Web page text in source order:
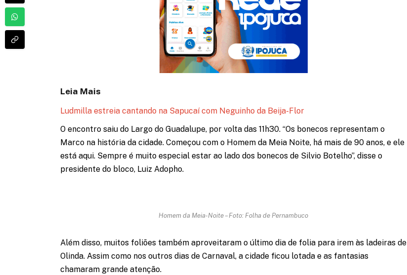
Leia Mais
Ludmilla estreia cantando na Sapucaí com Neguinho da Beija-Flor
O encontro saiu do Largo do Guadalupe, por volta das 11h30. “Os bonecos representam o
Marco na história da cidade. Começou com o Homem da Meia Noite, há mais de 90 anos, e ele
está aqui. Sempre é muito especial estar ao lado dos bonecos de Silvio Botelho”, disse o
presidente do bloco, Luiz Adopho.
Homem da Meia-Noite – Foto: Folha de Pernambuco
Além disso, muitos foliões também aproveitaram o último dia de folia para irem às ladeiras de
Olinda. Assim como nos outros dias de Carnaval, a cidade ficou lotada e as fantasias
chamaram grande atenção.